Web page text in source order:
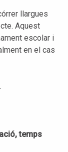
llargues
Aquest
escolar i
en el cas
temps